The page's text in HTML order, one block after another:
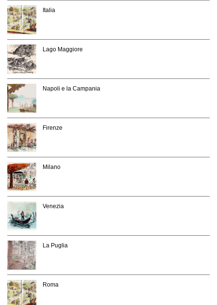
Italia
Lago Maggiore
Napoli e la Campania
Firenze
Milano
Venezia
La Puglia
Roma